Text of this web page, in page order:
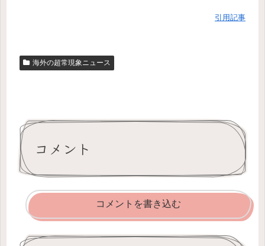
引用記事
海外の超常現象ニュース
コメント
コメントを書き込む